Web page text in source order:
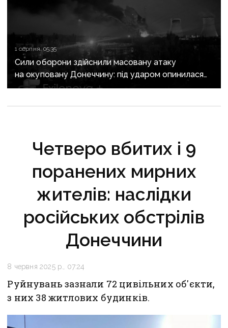
1 серпня, 05:35
Сили оборони здійснили масовану атаку
на окуповану Донеччину: під ударом опинилася
Зуївська ТЕС
Четверо вбитих і 9
поранених мирних
жителів: наслідки
російських обстрілів
Донеччини
8 червня 2025 р., 07:24
Руйнувань зазнали 72 цивільних об'єкти,
з них 38 житлових будинків.